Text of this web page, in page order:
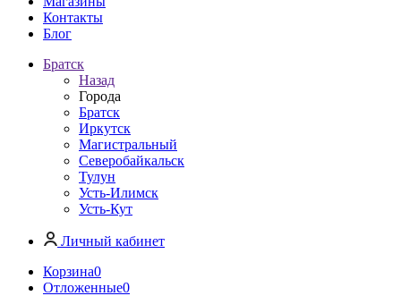
Контакты
Блог
Братск
Назад
Города
Братск
Иркутск
Магистральный
Северобайкальск
Тулун
Усть-Илимск
Усть-Кут
Личный кабинет
Корзина0
Отложенные0